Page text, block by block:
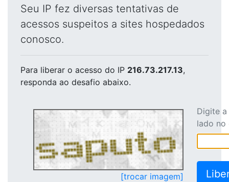
Seu IP fez diversas tentativas de
acessos suspeitos a sites hospedados
conosco.
Para liberar o acesso do IP 216.73.217.13,
responda ao desafio abaixo.
[trocar imagem]
Digite
lado no